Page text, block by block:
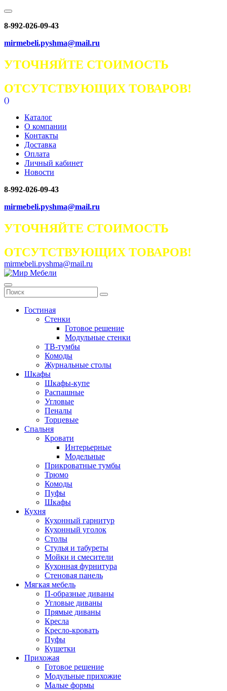
8-992-026-09-43
mirmebeli.pyshma@mail.ru
УТОЧНЯЙТЕ СТОИМОСТЬ
ОТСУТСТВУЮЩИХ ТОВАРОВ!
()
Каталог
О компании
Контакты
Доставка
Оплата
Личный кабинет
Новости
8-992-026-09-43
mirmebeli.pyshma@mail.ru
УТОЧНЯЙТЕ СТОИМОСТЬ
ОТСУТСТВУЮЩИХ ТОВАРОВ!
mirmebeli.pyshma@mail.ru
Гостиная
Стенки
Готовое решение
Модульные стенки
ТВ-тумбы
Комоды
Журнальные столы
Шкафы
Шкафы-купе
Распашные
Угловые
Пеналы
Торцевые
Спальня
Кровати
Интерьерные
Модельные
Прикроватные тумбы
Трюмо
Комоды
Пуфы
Шкафы
Кухня
Кухонный гарнитур
Кухонный уголок
Столы
Стулья и табуреты
Мойки и смесители
Кухонная фурнитура
Стеновая панель
Мягкая мебель
П-образные диваны
Угловые диваны
Прямые диваны
Кресла
Кресло-кровать
Пуфы
Кушетки
Прихожая
Готовое решение
Модульные прихожие
Малые формы